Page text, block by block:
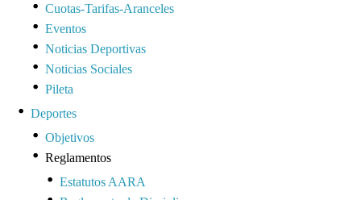
Cuotas-Tarifas-Aranceles
Eventos
Noticias Deportivas
Noticias Sociales
Pileta
Deportes
Objetivos
Reglamentos
Estatutos AARA